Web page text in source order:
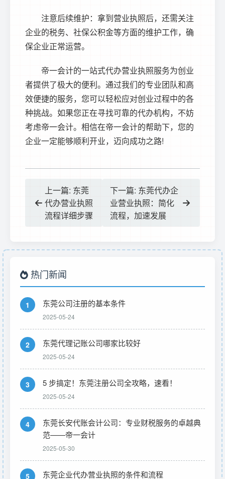
注意后续维护：拿到营业执照后，还需关注
企业的税务、社保公积金等方面的维护工作，确
保企业正常运营。
帝一会计的一站式代办营业执照服务为创业
者提供了极大的便利。通过我们的专业团队和高
效便捷的服务，您可以轻松应对创业过程中的各
种挑战。如果您正在寻找可靠的代办机构，不妨
考虑帝一会计。相信在帝一会计的帮助下，您的
企业一定能够顺利开业，迈向成功之路!
上一篇: 东莞
代办营业执照
流程详细步骤
下一篇: 东莞代办企
业营业执照：简化
流程，加速发展
热门新闻
1 东莞公司注册的基本条件
2025-05-24
2 东莞代理记账公司哪家比较好
2025-05-24
3 5 步搞定！东莞注册公司全攻略，速看！
2025-05-24
4
东莞长安代账会计公司：专业财税服务的卓越典
范——帝一会计
2025-05-30
5 东莞企业代办营业执照的条件和流程